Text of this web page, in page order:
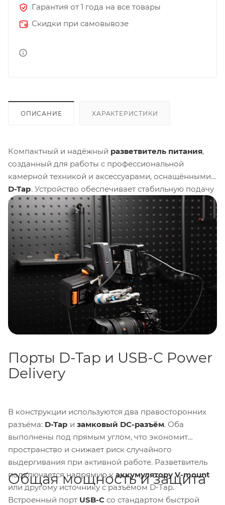
Гарантия от 1 года на все товары
Скидки при самовывозе
ОПИСАНИЕ ХАРАКТЕРИСТИКИ
Компактный и надёжный разветвитель питания,
созданный для работы с профессиональной
камерной техникой и аксессуарами, оснащёнными
D-Tap. Устройство обеспечивает стабильную подачу
энергии сразу на несколько компонентов от
камеры до USB-C-совместимых гаджетов.
Благодаря продуманной конструкции и
ограничению общей мощности, оно защищает
подключённое оборудование от перегрузок, а
правильные разъёмы упрощают сборку даже в
полевых условиях.
Порты D-Tap и USB-C Power
Delivery
В конструкции используются два правосторонних
разъёма: D-Tap и замковый DC-разъём. Оба
выполнены под прямым углом, что экономит
пространство и снижает риск случайного
выдергивания при активной работе. Разветвитель
подключается напрямую к аккумулятору V-mount
или другому источнику с разъёмом D-Tap.
Встроенный порт USB-C со стандартом быстрой
Общая мощность и защита